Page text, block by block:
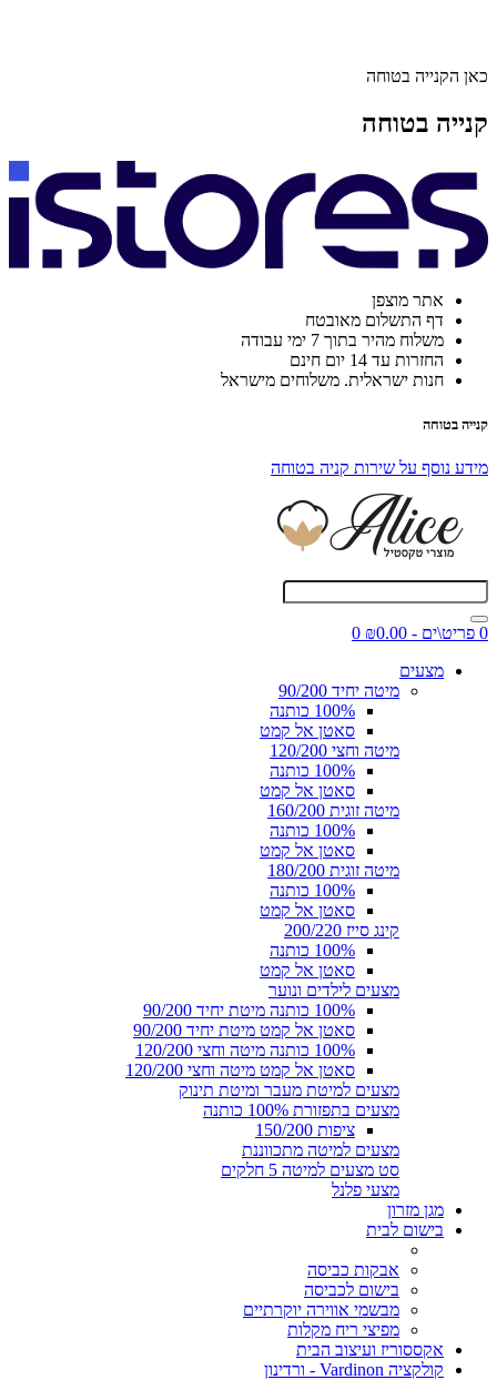
כאן הקנייה בטוחה
קנייה בטוחה
אתר מוצפן
דף התשלום מאובטח
משלוח מהיר בתוך 7 ימי עבודה
החזרות עד 14 יום חינם
חנות ישראלית. משלוחים מישראל
קנייה בטוחה
מידע נוסף על שירות קניה בטוחה
0 פריט\ים - ₪0.00
0
מצעים
מיטה יחיד 90/200
100% כותנה
סאטן אל קמט
מיטה וחצי 120/200
100% כותנה
סאטן אל קמט
מיטה זוגית 160/200
100% כותנה
סאטן אל קמט
מיטה זוגית 180/200
100% כותנה
סאטן אל קמט
קינג סייז 200/220
100% כותנה
סאטן אל קמט
מצעים לילדים ונוער
100% כותנה מיטת יחיד 90/200
סאטן אל קמט מיטת יחיד 90/200
100% כותנה מיטה וחצי 120/200
סאטן אל קמט מיטה וחצי 120/200
מצעים למיטת מעבר ומיטת תינוק
מצעים בתפזורת 100% כותנה
ציפות 150/200
מצעים למיטה מתכווננת
סט מצעים למיטה 5 חלקים
מצעי פלנל
מגן מזרון
בישום לבית
אבקות כביסה
בישום לכביסה
מבשמי אווירה יוקרתיים
מפיצי ריח מקלות
אקססוריז ועיצוב הבית
קולקציה Vardinon - ורדינון